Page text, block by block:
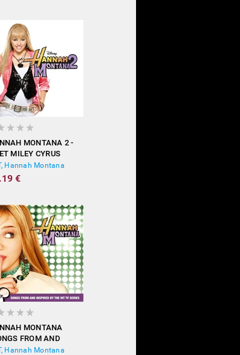
MONTANA 2 -
MILEY CYRUS
Hannah Montana
€
MONTANA
FROM AND
BY THE HIT TV
Hannah Montana